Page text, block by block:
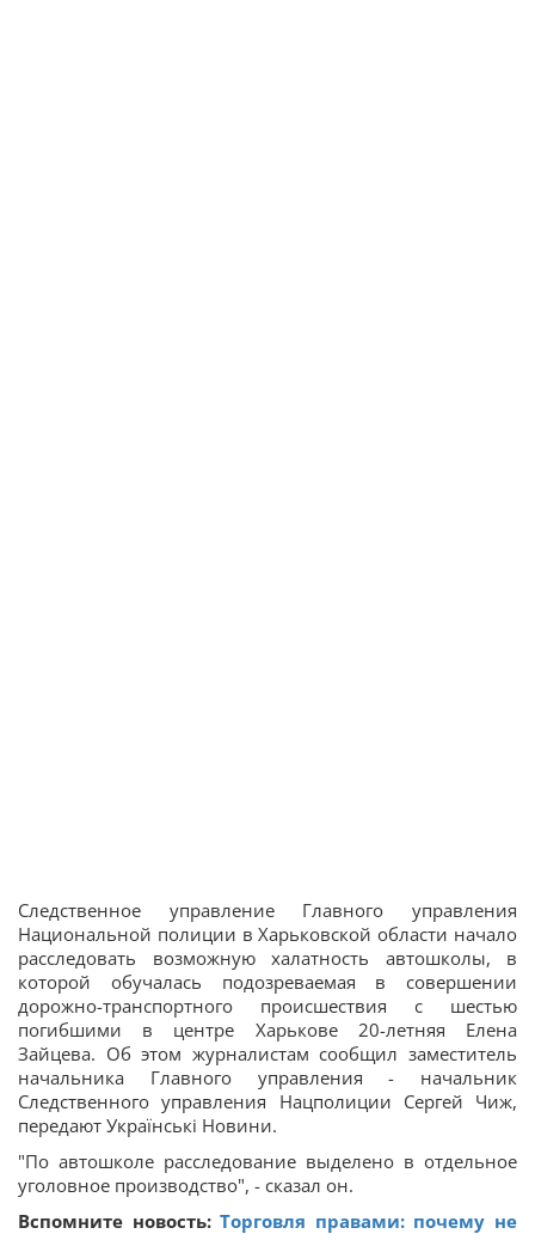
Следственное управление Главного управления
Национальной полиции в Харьковской области начало
расследовать возможную халатность автошколы, в
которой обучалась подозреваемая в совершении
дорожно-транспортного происшествия с шестью
погибшими в центре Харькове 20-летняя Елена
Зайцева. Об этом журналистам сообщил заместитель
начальника Главного управления - начальник
Следственного управления Нацполиции Сергей Чиж,
передают Українські Новини.
"По автошколе расследование выделено в отдельное
уголовное производство", - сказал он.
Вспомните новость:Торговля правами: почему не